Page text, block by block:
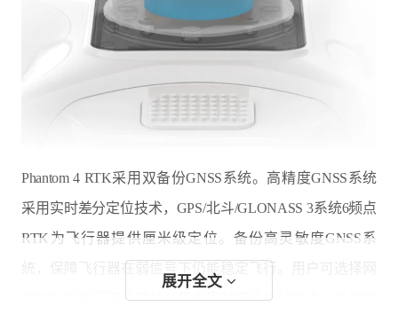
Phantom 4 RTK采用双备份GNSS系统。高精度GNSS系统
采用实时差分定位技术，GPS/北斗/GLONASS 3系统6频点
RTK为飞行器提供厘米级定位。备份高灵敏度GNSS系
络RTK或自行架设基站，应用实时定位差分技术。系统提
展开全文